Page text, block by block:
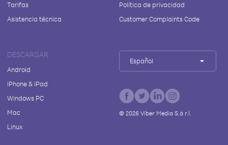
Tarifas
Asistencia técnica
Política de privacidad
Customer Complaints Code
DESCARGAR
Android
iPhone & iPad
Windows PC
Mac
Linux
Español
© 2026Viber Media S.à r.l.